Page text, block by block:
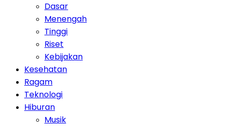
Dasar
Menengah
Tinggi
Riset
Kebijakan
Kesehatan
Ragam
Teknologi
Hiburan
Musik